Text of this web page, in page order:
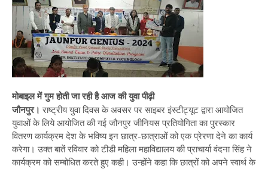
मोबाइल में गुम होती जा रही है आज की युवा पीढ़ी
जौनपुर।राष्ट्रीय युवा दिवस के अवसर पर साइबर इंस्टीट्यूट द्वारा आयोजित
युवाओं के लिये आयोजित की गई जौनपुर जीनियस प्रतियोगिता का पुरस्कार
वितरण कार्यक्रम देश के भविष्य इन छात्र-छात्राओं को एक प्रेरणा देने का कार्य
करेगा। उक्त बातें रविवार को टीडी महिला महाविद्यालय की प्राचार्या वंदना सिंह ने
कार्यक्रम को सम्बोधित करते हुए कही। उन्होंने कहा कि छात्रों को अपने स्वार्थ के